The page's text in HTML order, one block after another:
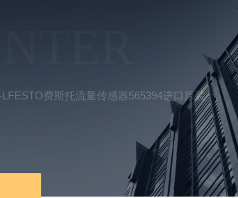
费斯托流量传感器565394进口原装